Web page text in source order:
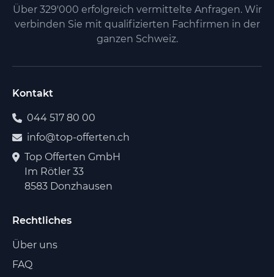
Über 329'000 erfolgreich vermittelte Anfragen. Wir
verbinden Sie mit qualifizierten Fachfirmen in der
ganzen Schweiz.
Kontakt
044 517 80 00
info@top-offerten.ch
Top Offerten GmbH
Im Rötler 33
8583 Donzhausen
Rechtliches
Über uns
FAQ